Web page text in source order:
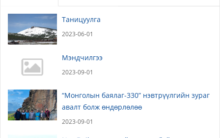
Таницуулга
2023-06-01
Мэндчилгээ
2023-09-01
“Монголын баялаг-330” нэвтрүүлгийн зураг
авалт болж өндөрлөлөө
2023-09-01